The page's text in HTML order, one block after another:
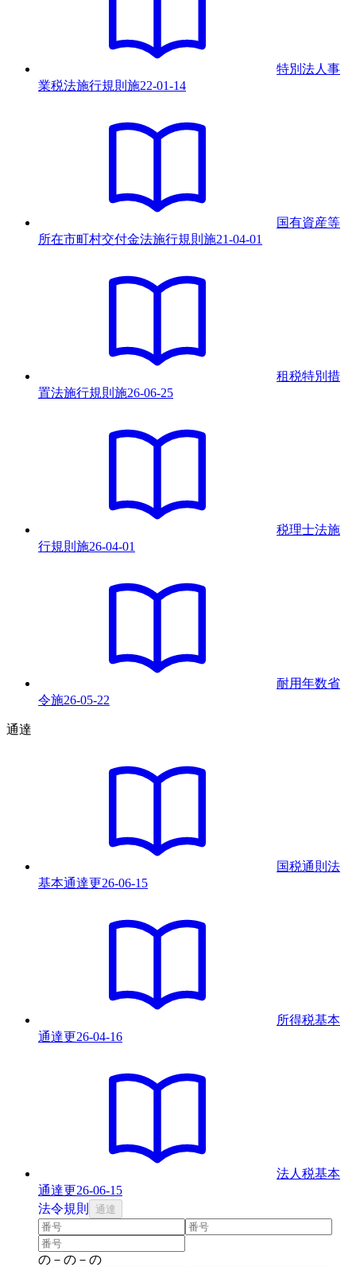
特別法人事
業税法施行規則 施22-01-14
国有資産等
所在市町村交付金法施行規則 施21-04-01
租税特別措
置法施行規則 施26-06-25
税理士法施
行規則 施26-04-01
耐用年数省
令施26-05-22
通達
国税通則法
基本通達更26-06-15
所得税基本
通達更26-04-16
法人税基本
通達更26-06-15
法令規則 通達
の － の － の